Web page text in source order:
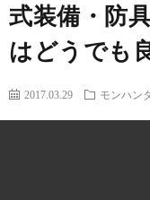
式装備・防
はどうでも
2017.03.29 モンハン